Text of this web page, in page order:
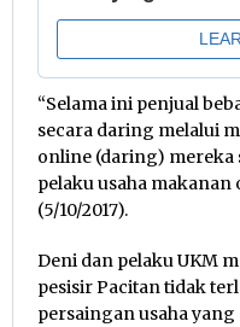
“Selama ini penjual
secara daring melalui
online (daring) mereka
pelaku usaha makanan
(5/10/2017).
Deni dan pelaku UKM
pesisir Pacitan tidak
persaingan usaha